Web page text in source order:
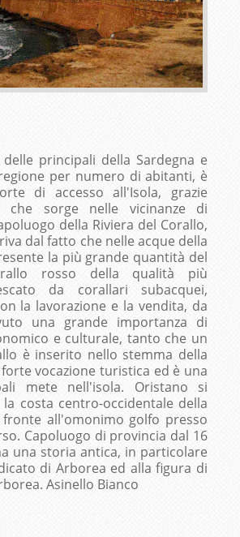
principali della Sardegna e
per numero di abitanti, è
di accesso all'Isola, grazie
che sorge nelle vicinanze di
della Riviera del Corallo,
dal fatto che nelle acque della
la più grande quantità del
rosso della qualità più
da corallari subacquei,
la lavorazione e la vendita, da
una grande importanza di
e culturale, tanto che un
è inserito nello stemma della
vocazione turistica ed è una
mete nell'isola. Oristano si
costa centro-occidentale della
fronte all'omonimo golfo presso
Capoluogo di provincia dal 16
una storia antica, in particolare
di Arborea ed alla figura di
Asinello Bianco